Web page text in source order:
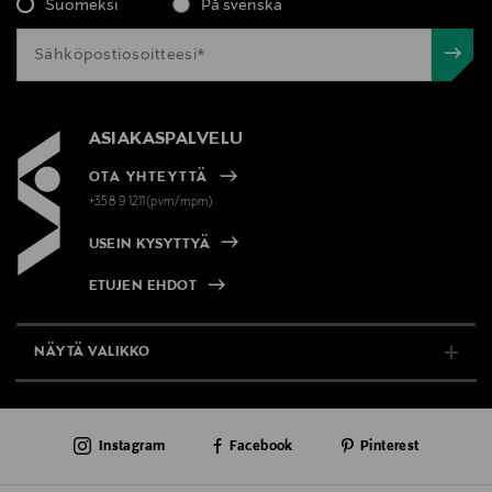
Suomeksi På svenska
ASIAKASPALVELU
OTA YHTEYTTÄ
+358 9 1211(pvm/mpm)
USEIN KYSYTTYÄ
ETUJEN EHDOT
NÄYTÄ VALIKKO
AJANKOHTAISTA
Instagram Facebook Pinterest